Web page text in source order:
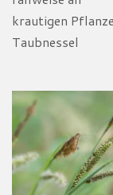
krautigen
Taubnessel